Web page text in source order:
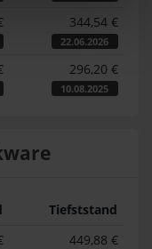
344,54 €
22.06.2026
296,20 €
10.08.2025
Tiefststand
449,88 €